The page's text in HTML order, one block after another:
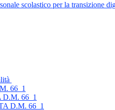
scolastico per la transizione
66_1
D.M. 66_1
D.M. 66_1